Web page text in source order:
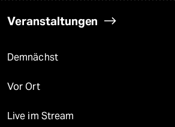
Veranstaltungen
Demnächst
Vor Ort
Live im Stream